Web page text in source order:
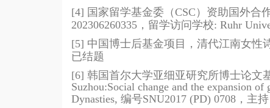
[4] 国家留学基金委（CSC ）资助国外合
202306260335 ，留学访问学校: Ruhr
[5] 中国博士后基金项目，清代江南女性
已结题
[6] 韩国首尔大学亚细亚研究所博士论文
Suzhou:Social change and the expansion
Dynasties, 编号SNU2017 (PD) 0708 ，主